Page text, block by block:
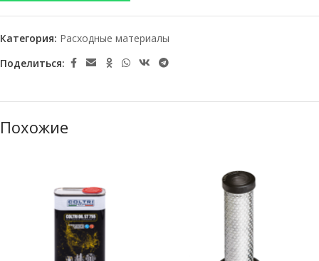
Категория: Расходные материалы
Поделиться:
Похожие